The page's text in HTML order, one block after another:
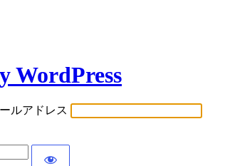
WordPress
ルアドレス